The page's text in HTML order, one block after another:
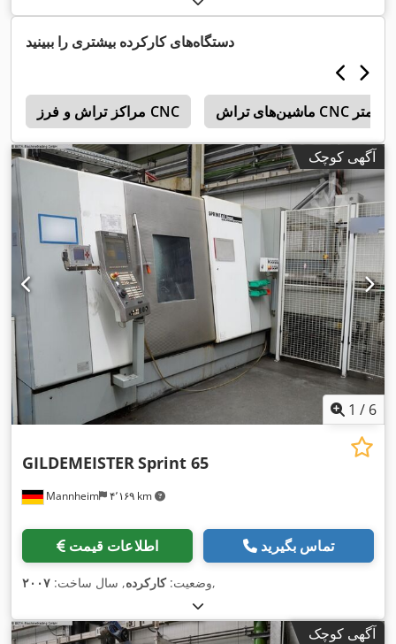
دستگاه‌های کارکرده بیشتری را ببینید
مراکز تراش و فرز CNC
آگهی کوچک
1 / 6
Mannheim ۴٬۱۶۹ km
GILDEMEISTERSprint 65
اطلاعات قیمت تماس بگیرید
وضعیت:کارکرده, سال ساخت: ۲۰۰۷ ,
آگهی کوچک